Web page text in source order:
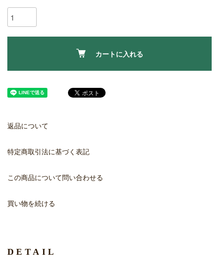
カートに入れる
返品について
特定商取引法に基づく表記
この商品について問い合わせる
買い物を続ける
DETAIL